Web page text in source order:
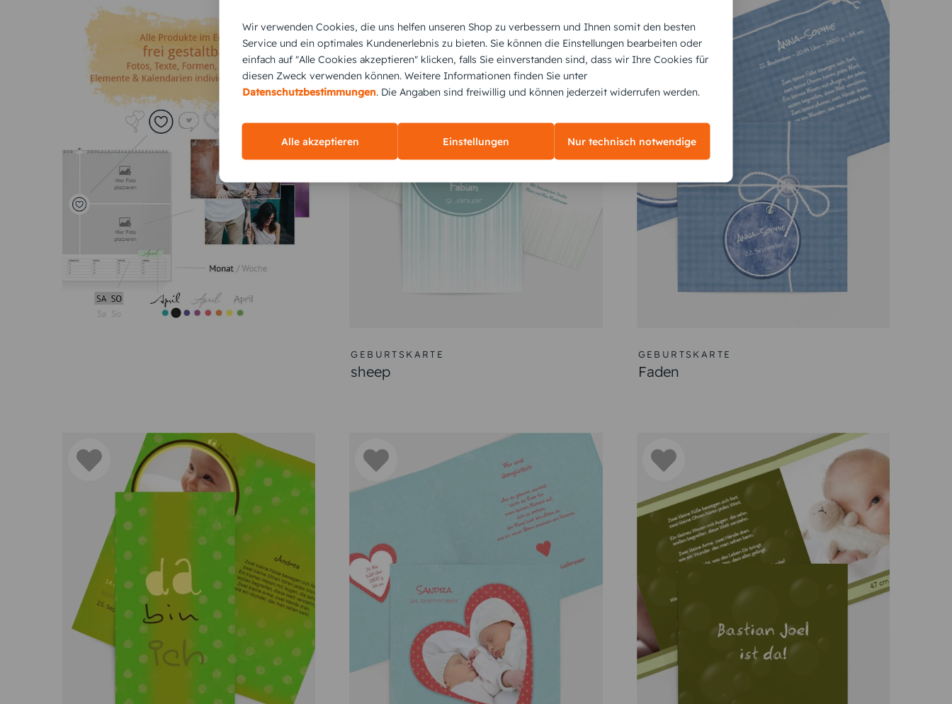
Sie können zwischen kleinen und großen Klappkarten wählen.
Hochwertige Papierqualitäten sorgen für eine edle Optik Ihrer Geburtskarten.
Dankeskarten oder Einladungskarten zur Taufe können ebenfalls im gleichen Stil wie die Geburtsanzeige gestaltet werden.
Klappkarten oder Grußkarten bieten genügend Platz für Ihre Worte, Babyfotos und Danksagungen.
Originelle Geburtssprüche, Zitate oder individuelle Texte runden Ihre Geburtskarten ab.
Seien Sie kreativ, indem Sie Geburtskarten gestalten und diesen freudigen Anlass gebührend feiern!
Was sollte auf einer Geburtskarte Baby stehen?
Auf einer Geburtskarte sollte immer eine persönliche Note stehen, um diesen besonderen Moment festzuhalten. Hier sind einige Vorschläge, was Sie auf die
Geburtskarte
schreiben können:
Die Daten Ihres kleinen Wunders: Name, Geburtsdatum, Gewicht und Größe
Herzliche Dankesworte für die Unterstützung und Liebe
Unterschrift von Mama und Papa
Diese Elemente machen Ihre Geburtskarte Baby zu einem wunderschönen Andenken an diese besondere Babyzeit.
Tipps für das Design für das Geburtskarten gestalten
Perfekte Geburtskarten gestalten Sie, indem Sie bereits bei der Auswahl des Formats und Papiers auf Qualität achten. Geburtskarten Spruch: Wählen Sie
eigene Texte oder Zitate, um das große Glück der Geburt Ihres Kindes zu teilen. Sie können auch Fotos Ihres kleinen Engels hinzufügen und das Layout nach
Ihren Wünschen anpassen. Denken Sie daran, auch passende Dankeskarten und Briefumschläge zu bestellen, um das Ereignis unvergesslich zu machen.
Traditionelle Geburtskarten
Klassische Geburtskarten sind schon seit vielen Jahren eine große Tradition.
Wir verwenden Cookies, die uns helfen unseren Shop zu verbessern und Ihnen somit den besten
Service und ein optimales Kundenerlebnis zu bieten. Sie können die Einstellungen bearbeiten oder
einfach auf "Alle Cookies akzeptieren" klicken, falls Sie einverstanden sind, dass wir Ihre Cookies für
diesen Zweck verwenden können. Weitere Informationen finden Sie unter
Datenschutzbestimmungen. Die Angaben sind freiwillig und können jederzeit widerrufen werden.
Alle akzeptieren Einstellungen Nur technisch notwendige